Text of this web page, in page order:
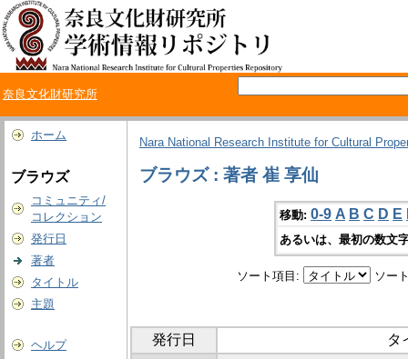
奈良文化財研究所
ホーム
ブラウズ
コミュニティ/
コレクション
発行日
著者
タイトル
主題
ヘルプ
Nara National Research Institute for Cultural
ブラウズ : 著者 崔 享仙
移動: 0-9 A B C D E
あるいは、最初の数文
ソート項目: ソー
発行日 タ